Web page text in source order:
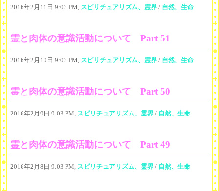
2016年2月11日 9:03 PM, スピリチュアリズム、霊界 / 自然、生命
霊と肉体の意識活動について Part 51
2016年2月10日 9:03 PM, スピリチュアリズム、霊界 / 自然、生命
霊と肉体の意識活動について Part 50
2016年2月9日 9:03 PM, スピリチュアリズム、霊界 / 自然、生命
霊と肉体の意識活動について Part 49
2016年2月8日 9:03 PM, スピリチュアリズム、霊界 / 自然、生命